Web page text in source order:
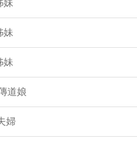
妹
妹
妹
道娘
婦